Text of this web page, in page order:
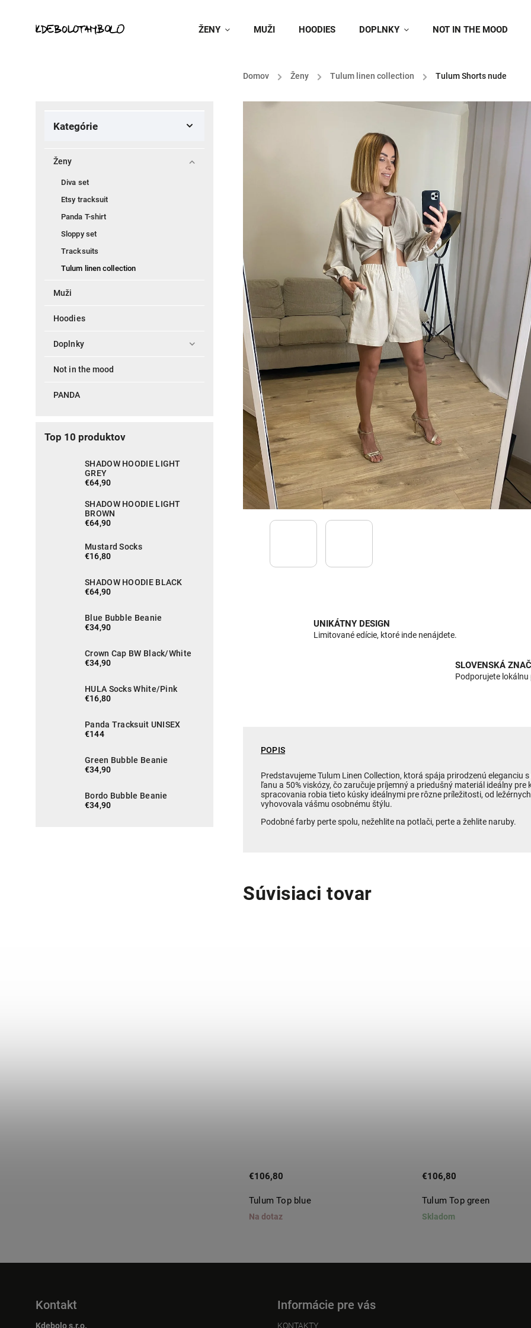
ŽENY MUŽI HOODIES DOPLNKY NOT IN THE MOOD
Domov / Ženy / Tulum linen collection / Tulum Shorts nude
Kategórie
Ženy
Diva set
Etsy tracksuit
Panda T-shirt
Sloppy set
Tracksuits
Tulum linen collection
Muži
Hoodies
Doplnky
Not in the mood
PANDA
Top 10 produktov
SHADOW HOODIE LIGHT
GREY
€64,90
SHADOW HOODIE LIGHT
BROWN
€64,90
Mustard Socks
€16,80
SHADOW HOODIE BLACK
€64,90
Blue Bubble Beanie
€34,90
Crown Cap BW Black/White
€34,90
HULA Socks White/Pink
€16,80
Panda Tracksuit UNISEX
€144
Green Bubble Beanie
€34,90
Bordo Bubble Beanie
€34,90
UNIKÁTNY DESIGN
Limitované edície, ktoré inde nenájdete.
SLOVENSKÁ
Podporujete lokálnu
POPIS
Predstavujeme Tulum Linen Collection, ktorá spája prirodzenú eleganciu
ľanu a 50% viskózy, čo zaručuje príjemný a priedušný materiál ideálny
spracovania robia tieto kúsky ideálnymi pre rôzne príležitosti, od
vyhovovala vášmu osobnému štýlu.
Podobné farby perte spolu, nežehlite na potlači, perte a žehlite naruby.
Súvisiaci tovar
Tulum Top blue
Na dotaz
€106,80
Tulum Top green
Skladom
€106,80
Kontakt
Kdebolo s.r.o.
Informácie pre vás
KONTAKTY